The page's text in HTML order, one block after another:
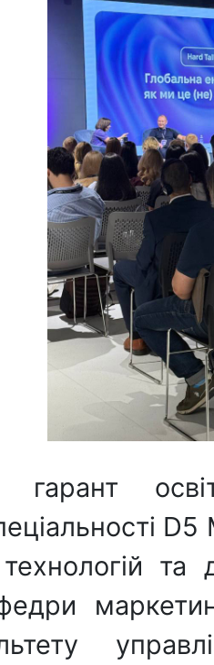
гарант
технологій